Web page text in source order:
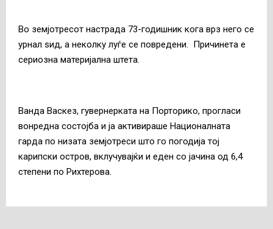
Во земјотресот настрада 73-годишник кога врз него се
урнал ѕид, а неколку луѓе се повредени. Причинета е
сериозна материјална штета.
Ванда Васкез, гувернерката на Порторико, прогласи
вонредна состојба и ја активираше Националната
гарда по низата земјотреси што го погодија тој
карипски остров, вклучувајќи и еден со јачина од 6,4
степени по Рихтерова.